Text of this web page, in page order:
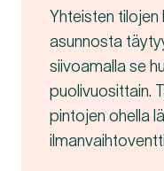
Yhteisten
asunnosta
siivoamalla se
puolivuosittain.
pintojen ohella